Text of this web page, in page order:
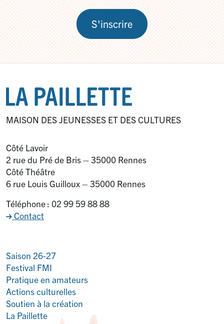
S'inscrire
MAISON DES JEUNESSES ET DES CULTURES
Côté Lavoir
2 rue du Pré de Bris – 35000 Rennes
Côté Théâtre
6 rue Louis Guilloux – 35000 Rennes
Téléphone : 02 99 59 88 88
Contact
Saison 26-27
Festival FMI
Pratique en amateurs
Actions culturelles
Soutien à la création
La Paillette